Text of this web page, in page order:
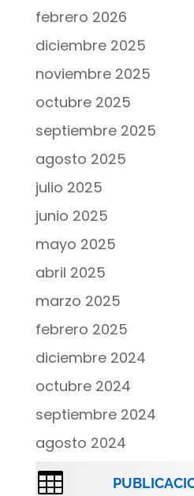
febrero 2026
diciembre 2025
noviembre 2025
octubre 2025
septiembre 2025
agosto 2025
julio 2025
junio 2025
mayo 2025
abril 2025
marzo 2025
febrero 2025
diciembre 2024
octubre 2024
septiembre 2024
agosto 2024
